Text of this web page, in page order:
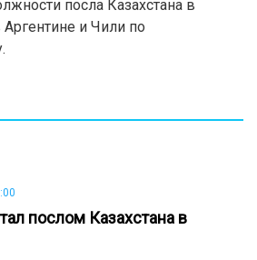
посла Казахстана в
и Чили по
послом Казахстана в